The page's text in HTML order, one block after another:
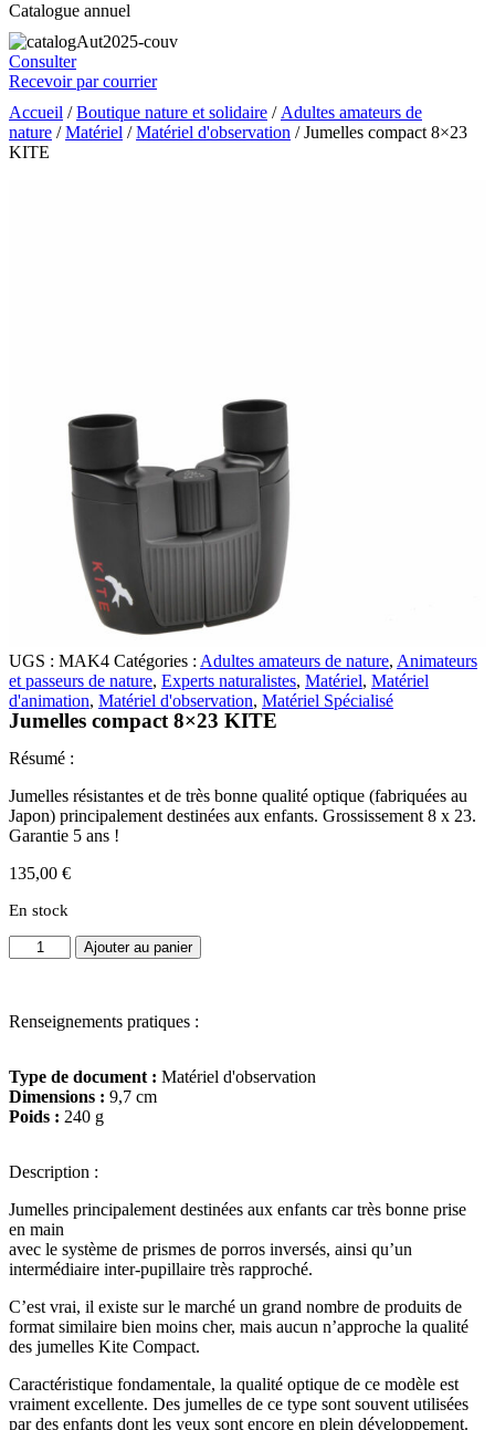
Catalogue annuel
Consulter
Recevoir par courrier
Accueil /Boutique nature et solidaire / Adultes amateurs de
nature /Matériel /Matériel d'observation / Jumelles compact 8×23
KITE
UGS : MAK4 Catégories : Adultes amateurs de nature, Animateurs
et passeurs de nature, Experts naturalistes, Matériel, Matériel
d'animation, Matériel d'observation, Matériel Spécialisé
Jumelles compact 8×23 KITE
Résumé :
Jumelles résistantes et de très bonne qualité optique (fabriquées au
Japon) principalement destinées aux enfants. Grossissement 8 x 23.
Garantie 5 ans !
135,00 €
En stock
quantité
de
8x23
Ajouter au panier
Renseignements pratiques :
Type de document : Matériel d'observation
Dimensions : 9,7 cm
Poids : 240 g
Description :
Jumelles principalement destinées aux enfants car très bonne prise
en main
avec le système de prismes de porros inversés, ainsi qu’un
intermédiaire inter-pupillaire très rapproché.
C’est vrai, il existe sur le marché un grand nombre de produits de
format similaire bien moins cher, mais aucun n’approche la qualité
des jumelles Kite Compact.
Caractéristique fondamentale, la qualité optique de ce modèle est
vraiment excellente. Des jumelles de ce type sont souvent utilisées
par des enfants dont les yeux sont encore en plein développement.